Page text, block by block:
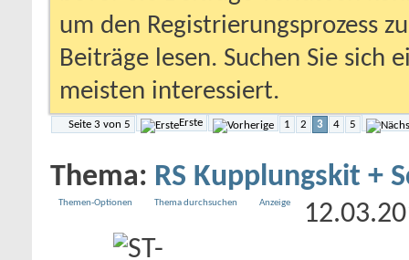
um den Registrierungsprozess
Beiträge lesen. Suchen Sie sich
meisten interessiert.
Seite 3 von 5 Erste 1 2 3 4 5
Thema: RS Kupplungskit +
Themen-Optionen Thema durchsuchen Anzeige